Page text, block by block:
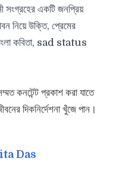
সংগ্রহের একটি জনপ্রিয়
নিয়ে উক্তি, প্রেমের
কবিতা, sad status
কনটেন্ট প্রকাশ করা যাতে
দিকনির্দেশনা খুঁজে পান।
Das